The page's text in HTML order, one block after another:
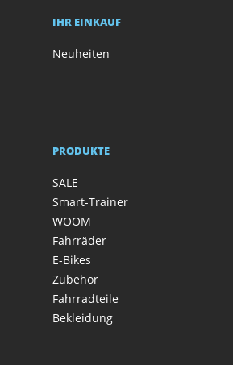
IHR EINKAUF
Neuheiten
PRODUKTE
SALE
Smart-Trainer
WOOM
Fahrräder
E-Bikes
Zubehör
Fahrradteile
Bekleidung